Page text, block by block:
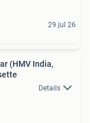
29 jul 26
(HMV India,
Details